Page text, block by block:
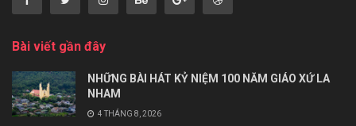
Bài viết gần đây
NHỮNG BÀI HÁT KỶ NIỆM 100 NĂM GIÁO XỨ LA
NHAM
4 THÁNG 8, 2026